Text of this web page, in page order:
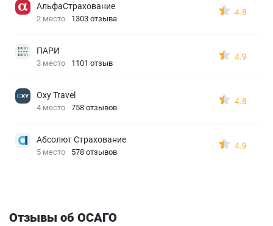
АльфаСтрахование
2 место 1303 отзыва
4.8
ПАРИ
3 место 1101 отзыв
4.9
Oxy Travel
4 место 758 отзывов
4.8
Абсолют Страхование
5 место 578 отзывов
4.9
Отзывы об ОСАГО